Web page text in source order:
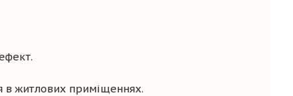
в житлових приміщеннях.